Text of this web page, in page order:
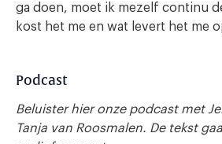
ga doen, moet ik mezelf continu
kost het me en wat levert het me
Podcast
Beluister hier onze podcast met
Tanja van Roosmalen. De tekst